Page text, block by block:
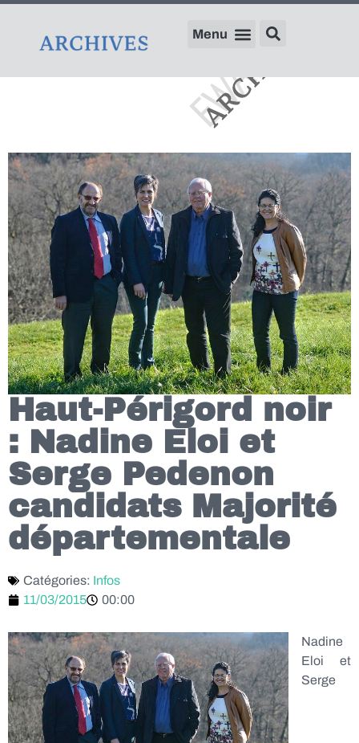
Haut-Périgord noir
: Nadine Eloi et
Serge Pedenon
candidats Majorité
départementale
Catégories: Infos
11/03/2015
00:00
Nadine
Eloi et
Serge